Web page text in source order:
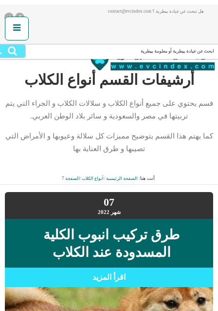
هل تبحث عن عيادة بيطرية ؟ contact@evcindex.com
ابحث عن عيادة بيطرية أو معلومة بيطرية
أرشيفات القسم أنواع الكلاب
قسم يحتوي على جميع أنواع الكلاب و سلالات الكلاب و الجراء التي يتم
تربيتها في مصر والسعودية و سائر بلاد الوطن العربي.
كما يهتم هذا القسم بتوضيح مميزات كل سلالة وعيوبها و الأمراض التي
تصيبها و طرق العناية بها
أنت هنا: الصفحة الرئيسية/ أنواع الكلاب/الصفحة 7
07
شهر 2022
طرق تركيب انبوب الكلية
المسدودة عند الكلاب
اقرأ المزيد